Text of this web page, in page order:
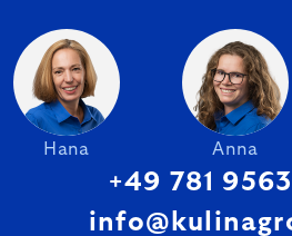
Hana Anna
+49 781